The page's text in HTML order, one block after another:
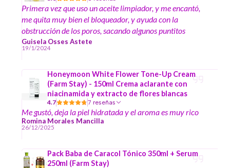
Primera vez que uso un aceite limpiador, y me encantó,
me quita muy bien el bloqueador, y ayuda con la
obstrucción de los poros, sacando algunos puntitos
negros.
Guisela Osses Astete
19/1/2024
Honeymoon White Flower Tone-Up Cream
(Farm Stay) - 150ml Crema aclarante con
niacinamida y extracto de flores blancas
4.7 7 reseñas
Me gustó, deja la piel hidratada y el aroma es muy rico
Romina Morales Mancilla
26/12/2025
Pack Baba de Caracol Tónico 350ml + Serum
250ml (Farm Stay)